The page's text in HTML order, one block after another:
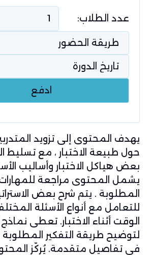
عدد الطلاب:
يهدف المحتوى إلى تزويد
حول طبيعة الاختبار ، مع تسليط
بعض هياكل الاختبار وأساليب
يشمل المحتوى مراجعة للمهارات
المطلوبة . يتم شرح بعض
للتعامل مع أنواع الأسئلة
الوقت أثناء الاختبار. تعطى
لتوضيح طريقة التفكير
في تفاصيل متقدمة. يُركّز